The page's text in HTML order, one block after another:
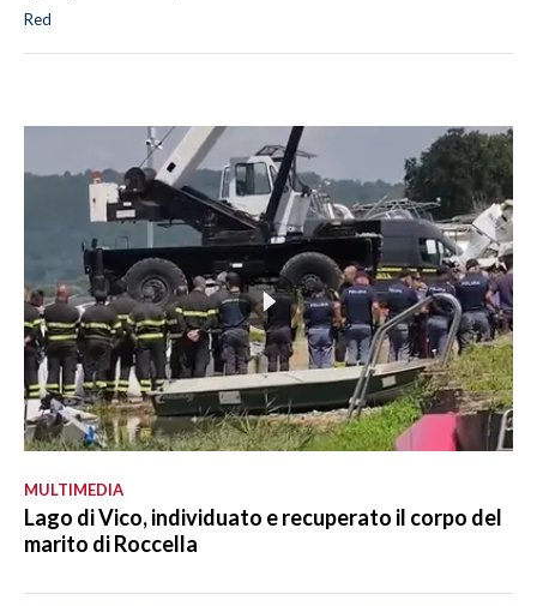
Red
MULTIMEDIA
Lago di Vico, individuato e recuperato il corpo del
marito di Roccella